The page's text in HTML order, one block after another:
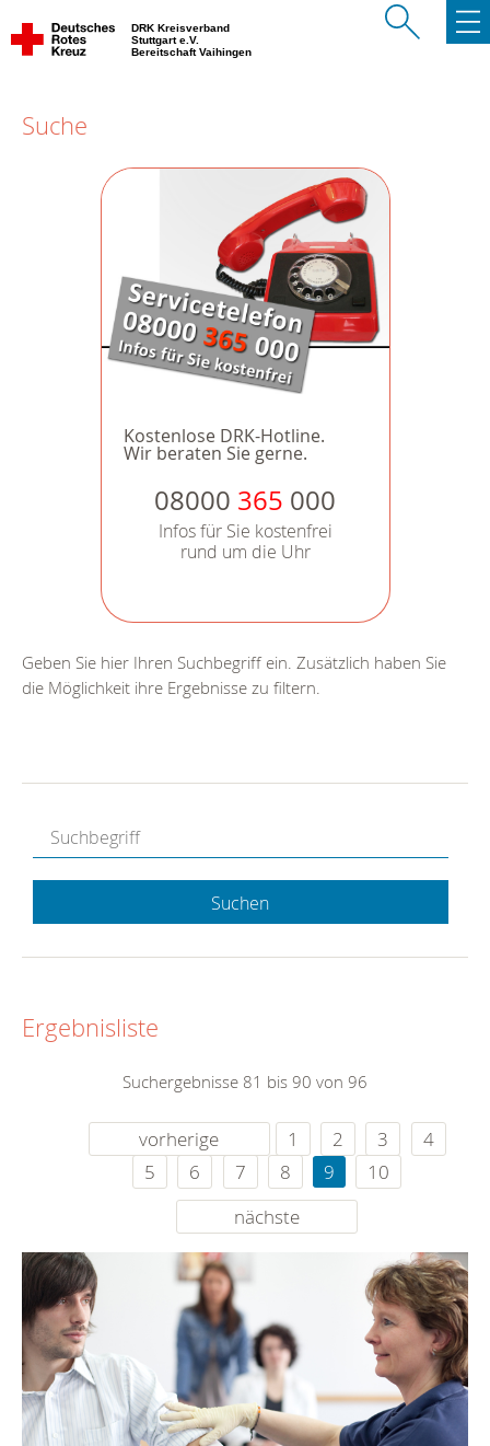
DRK Kreisverband
Stuttgart e.V.
Bereitschaft Vaihingen
Suche
Kostenlose DRK-Hotline.
Wir beraten Sie gerne.
08000 365 000
Infos für Sie kostenfrei
rund um die Uhr
Geben Sie hier Ihren Suchbegriff ein. Zusätzlich haben Sie
die Möglichkeit ihre Ergebnisse zu filtern.
Suchen
Ergebnisliste
Suchergebnisse 81 bis 90 von 96
vorherige 1 2 3
4
5
6 7 8 9
10
nächste